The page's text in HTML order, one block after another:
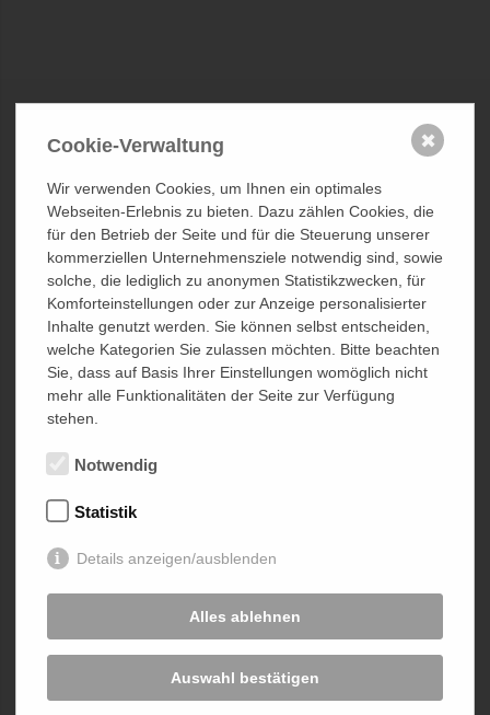
Cookie-Verwaltung
Wir verwenden Cookies, um Ihnen ein optimales
Webseiten-Erlebnis zu bieten. Dazu zählen Cookies, die
für den Betrieb der Seite und für die Steuerung unserer
kommerziellen Unternehmensziele notwendig sind, sowie
solche, die lediglich zu anonymen Statistikzwecken, für
Komforteinstellungen oder zur Anzeige personalisierter
Inhalte genutzt werden. Sie können selbst entscheiden,
welche Kategorien Sie zulassen möchten. Bitte beachten
Sie, dass auf Basis Ihrer Einstellungen womöglich nicht
mehr alle Funktionalitäten der Seite zur Verfügung
stehen.
Notwendig
Statistik
Details anzeigen/ausblenden
Alles ablehnen
Auswahl bestätigen
✖
Anwender-Information
Dieser Bereich ist ausschließlich Ärzten, Fachpersonal von
Krankenhäusern und legitimierten Personen aus Fachkreisen
vorbehalten.
Ich bestätige, dass ich zu diesem Personenkreis gehöre.
Ich gehöre diesem Kreis nicht an.